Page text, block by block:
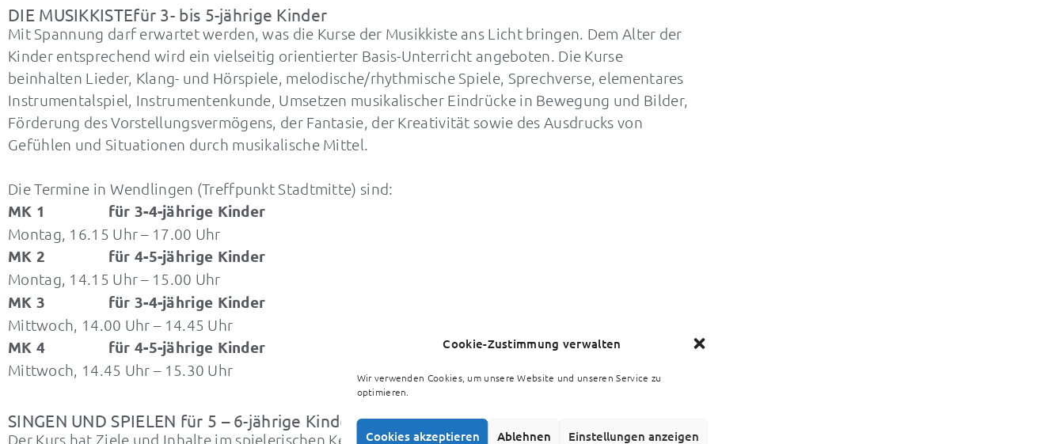
Cookie-Zustimmung verwalten
Wir verwenden Cookies, um unsere Website und unseren Service zu
optimieren.
Cookies akzeptieren Ablehnen Einstellungen anzeigen
DIE MUSIKKISTEfür 3- bis 5-jährige Kinder
Mit Spannung darf erwartet werden, was die Kurse der Musikkiste ans Licht bringen. Dem Alter der
Kinder entsprechend wird ein vielseitig orientierter Basis-Unterricht angeboten. Die Kurse
beinhalten Lieder, Klang- und Hörspiele, melodische/rhythmische Spiele, Sprechverse, elementares
Instrumentalspiel, Instrumentenkunde, Umsetzen musikalischer Eindrücke in Bewegung und Bilder,
Förderung des Vorstellungsvermögens, der Fantasie, der Kreativität sowie des Ausdrucks von
Gefühlen und Situationen durch musikalische Mittel.
Die Termine in Wendlingen (Treffpunkt Stadtmitte) sind:
MK 1 für 3-4-jährige Kinder
Montag, 16.15 Uhr – 17.00 Uhr
MK 2 für 4-5-jährige Kinder
Montag, 14.15 Uhr – 15.00 Uhr
MK 3 für 3-4-jährige Kinder
Mittwoch, 14.00 Uhr – 14.45 Uhr
MK 4 für 4-5-jährige Kinder
Mittwoch, 14.45 Uhr – 15.30 Uhr
SINGEN UND SPIELEN für 5 – 6-jährige Kinder
Der Kurs hat Ziele und Inhalte im spielerischen Kennenlernen der verschiedenen